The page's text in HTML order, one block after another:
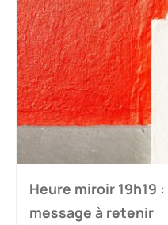
Heure miroir 19h19
message à retenir